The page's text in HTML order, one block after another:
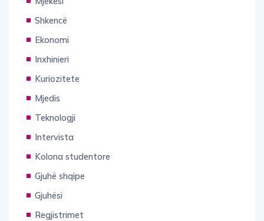
Shkencë
Ekonomi
Inxhinieri
Kuriozitete
Mjedis
Teknologji
Intervista
Kolona studentore
Gjuhë shqipe
Gjuhësi
Regjistrimet